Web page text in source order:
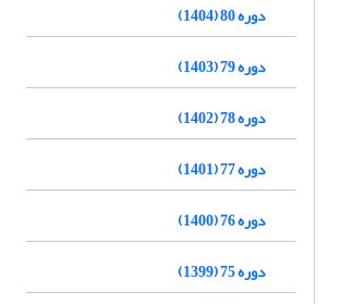
دوره 80 (1404)
دوره 79 (1403)
دوره 78 (1402)
دوره 77 (1401)
دوره 76 (1400)
دوره 75 (1399)